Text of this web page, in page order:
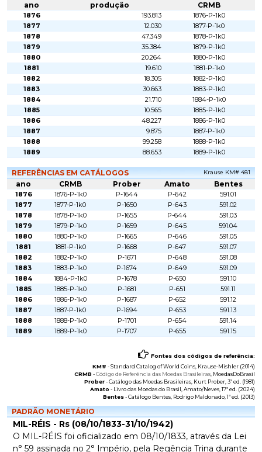
ano
produção CRMB
1876 193.813
1876-P-1k0
1877
12.030
1877-P-1k0
1878
47.349
1878-P-1k0
1879
35.384
1879-P-1k0
1880
20.264
1880-P-1k0
1881
19.610
1881-P-1k0
1882
18.305
1882-P-1k0
1883
30.663
1883-P-1k0
1884
21.710
1884-P-1k0
1885
10.565
1885-P-1k0
1886
48.227
1886-P-1k0
1887
9.875
1887-P-1k0
1888
99.258
1888-P-1k0
1889
88.653 1889-P-1k0
REFERÊNCIAS EM CATÁLOGOS Krause KM# 481
ano CRMB Prober Amato Bentes
1876 1876-P-1k0 P-1644 P-642
591.01
1877
1877-P-1k0 P-1650 P-643
591.02
1878
1878-P-1k0 P-1655 P-644
591.03
1879
1879-P-1k0 P-1659 P-645
591.04
1880
1880-P-1k0 P-1665 P-646
591.05
1881
1881-P-1k0 P-1668 P-647
591.07
1882
1882-P-1k0 P-1671 P-648
591.08
1883
1883-P-1k0 P-1674 P-649
591.09
1884
1884-P-1k0 P-1678 P-650
591.10
1885
1885-P-1k0 P-1681 P-651
591.11
1886
1886-P-1k0 P-1687 P-652
591.12
1887
1887-P-1k0 P-1694 P-653
591.13
1888
1888-P-1k0 P-1701 P-654
591.14
1889
1889-P-1k0 P-1707 P-655 591.15
Fontes dos códigos de referência:
KM# -Standard Catalog of World Coins , Krause-Mishler (2014)
CRMB -Código de Referência das Moedas Brasileiras , MoedasDoBrasil
Prober-Catálogo das Moedas Brasileiras , Kurt Prober, 3ª ed. (1981)
Amato - Livro das Moedas do Brasil , Amato/Neves, 17ª ed. (2024)
Bentes-Catálogo Bentes , Rodrigo Maldonado, 1ª ed. (2013)
PADRÃO MONETÁRIO
MIL-RÉIS - Rs (08/10/1833-31/10/1942)
O MIL-RÉIS foi oficializado em 08/10/1833, através da Lei
n° 59 assinada no 2° Império, pela Regência Trina durante